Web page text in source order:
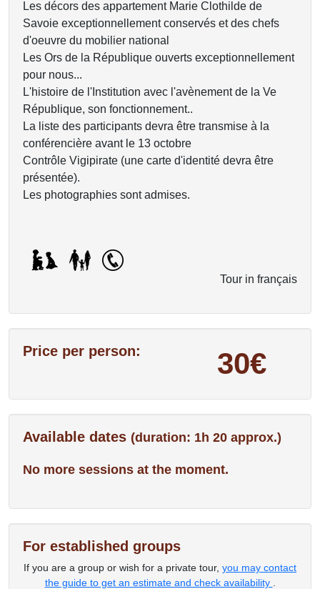
Les décors des appartement Marie Clothilde de
Savoie exceptionnellement conservés et des chefs
d'oeuvre du mobilier national
Les Ors de la République ouverts exceptionnellement
pour nous...
L'histoire de l'Institution avec l'avènement de la Ve
République, son fonctionnement..
La liste des participants devra être transmise à la
conférencière avant le 13 octobre
Contrôle Vigipirate (une carte d'identité devra être
présentée).
Les photographies sont admises.
Tour in français
Price per person: 30€
Available dates (duration: 1h 20 approx.)
No more sessions at the moment.
For established groups
If you are a group or wish for a private tour, you may contact
the guide to get an estimate and check availability